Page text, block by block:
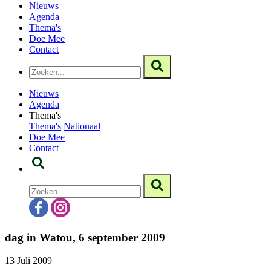
Nieuws
Agenda
Thema's
Doe Mee
Contact
Nieuws
Agenda
Thema's
Thema's Nationaal
Doe Mee
Contact
dag in Watou, 6 september 2009
13 Juli 2009